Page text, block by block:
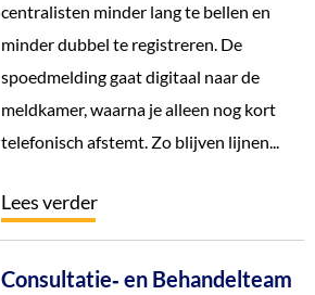
centralisten minder lang te bellen en
minder dubbel te registreren. De
spoedmelding gaat digitaal naar de
meldkamer, waarna je alleen nog kort
telefonisch afstemt. Zo blijven lijnen...
Lees verder
Consultatie‑ en Behandelteam